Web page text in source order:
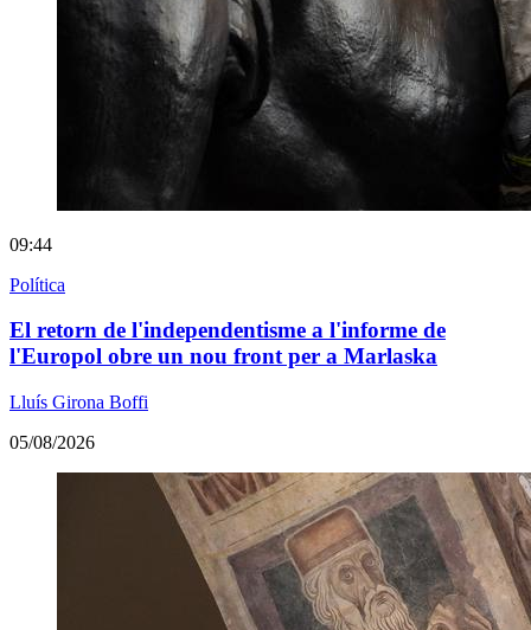
09:44
Política
El retorn de l'independentisme a l'informe de
l'Europol obre un nou front per a Marlaska
Lluís Girona Boffi
05/08/2026